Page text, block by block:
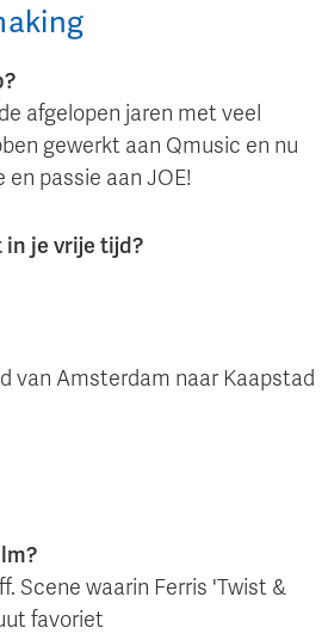
afgelopen jaren met veel
gewerkt aan Qmusic en nu
passie aan JOE!
je vrije tijd?
van Amsterdam naar Kaapstad
Scene waarin Ferris 'Twist &
favoriet